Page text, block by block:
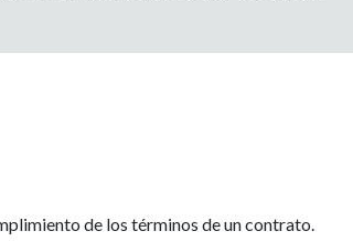
de los términos de un contrato.